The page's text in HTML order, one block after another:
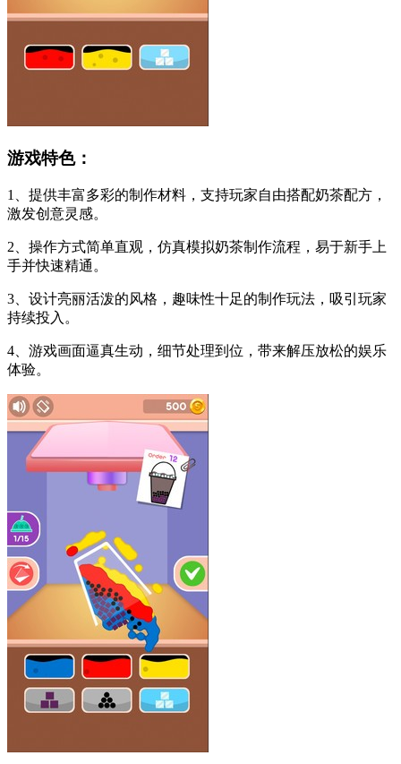
游戏特色：
1、提供丰富多彩的制作材料，支持玩家自由搭配奶茶配方，
激发创意灵感。
2、操作方式简单直观，仿真模拟奶茶制作流程，易于新手上
手并快速精通。
3、设计亮丽活泼的风格，趣味性十足的制作玩法，吸引玩家
持续投入。
4、游戏画面逼真生动，细节处理到位，带来解压放松的娱乐
体验。